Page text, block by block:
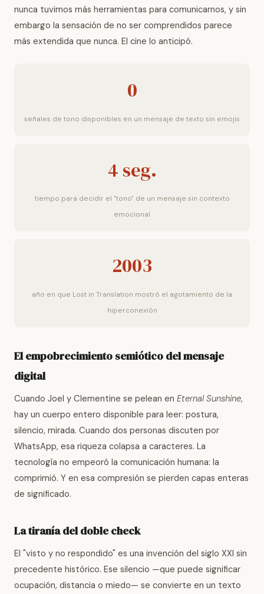
nunca tuvimos más herramientas para comunicarnos, y sin
embargo la sensación de no ser comprendidos parece
más extendida que nunca. El cine lo anticipó.
0
señales de tono disponibles en un mensaje de texto sin emojis
4 seg.
tiempo para decidir el "tono" de un mensaje sin contexto
emocional
2003
año en que Lost in Translation mostró el agotamiento de la
hiperconexión
El empobrecimiento semiótico del mensaje
digital
Cuando Joel y Clementine se pelean en Eternal Sunshine,
hay un cuerpo entero disponible para leer: postura,
silencio, mirada. Cuando dos personas discuten por
WhatsApp, esa riqueza colapsa a caracteres. La
tecnología no empeoró la comunicación humana: la
comprimió. Y en esa compresión se pierden capas enteras
de significado.
La tiranía del doble check
El "visto y no respondido" es una invención del siglo XXI sin
precedente histórico. Ese silencio —que puede significar
ocupación, distancia o miedo— se convierte en un texto